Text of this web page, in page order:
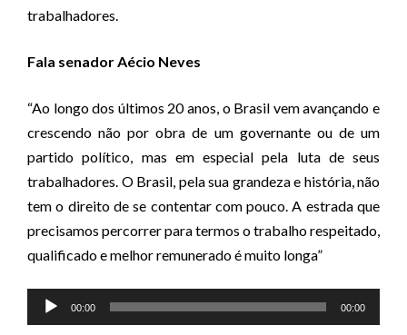
trabalhadores.
Fala senador Aécio Neves
“Ao longo dos últimos 20 anos, o Brasil vem avançando e
crescendo não por obra de um governante ou de um
partido político, mas em especial pela luta de seus
trabalhadores. O Brasil, pela sua grandeza e história, não
tem o direito de se contentar com pouco. A estrada que
precisamos percorrer para termos o trabalho respeitado,
qualificado e melhor remunerado é muito longa”
Tocador
de
00:00 00:00